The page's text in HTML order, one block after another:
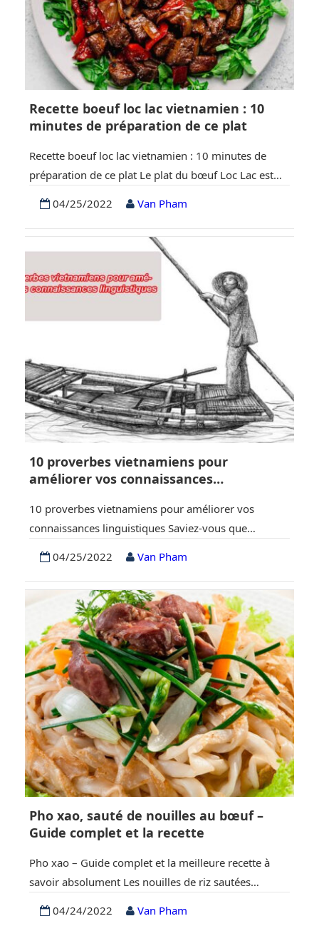
Recette boeuf loc lac vietnamien : 10
minutes de préparation de ce plat
Recette boeuf loc lac vietnamien : 10 minutes de
préparation de ce plat Le plat du bœuf Loc Lac est
bœuf tendre dans une sauce savoureuse. Cette
recette facile de boeuf secoué (bo luc lac) se prépare
en 10 minutes et a le même goût que les restaurants
vietnamiens…
04/25/2022 Van Pham
10 proverbes vietnamiens pour
améliorer vos connaissances
10 proverbes vietnamiens pour améliorer vos
connaissances linguistiques Saviez-vous que
excellent moyen de s’exprimer comme un natif et
d’impressionner les habitants ? Le Vietnam est un
pays qui a plus de mille ans d’histoire. Nos ancêtres
ont distillé leur lot de défis de la vie dans une
multitude de…
04/25/2022 Van Pham
Pho xao, sauté de nouilles au bœuf –
Guide complet et la recette
Pho xao – Guide complet et la meilleure recette à
savoir absolument Les nouilles de riz sautées
plat délicieux à base de bœuf tendre et savoureux et
04/24/2022 Van Pham